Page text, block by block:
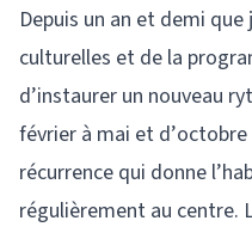
Depuis un an et demi
culturelles et de la
d’instaurer un nouveau
février à mai et
récurrence qui donne
régulièrement au centre.